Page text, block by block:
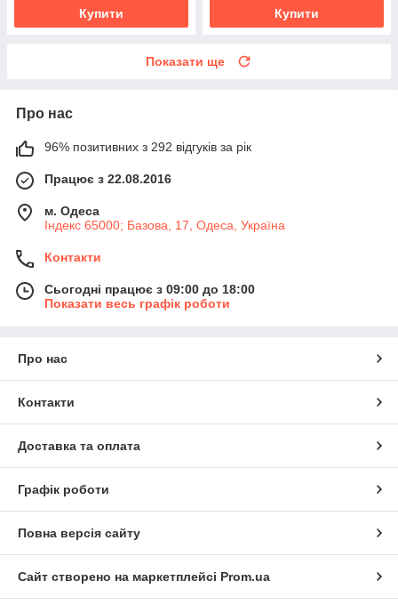
Купити Купити
Показати ще
Про нас
96% позитивних з 292 відгуків за рік
Працює з 22.08.2016
м. Одеса
Індекс 65000; Базова, 17, Одеса, Україна
Контакти
Сьогодні працює з 09:00 до 18:00
Показати весь графік роботи
Про нас
Контакти
Доставка та оплата
Графік роботи
Повна версія сайту
Сайт створено на маркетплейсі Prom.ua